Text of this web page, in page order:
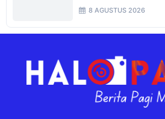
8 AGUSTUS 2026